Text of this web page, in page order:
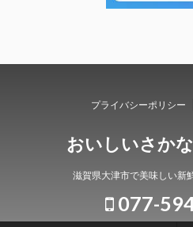
プライバシーポリシー
おいしいさか
滋賀県大津市で美味しい新
077-